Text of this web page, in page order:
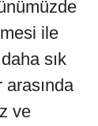
ile
sık
ve